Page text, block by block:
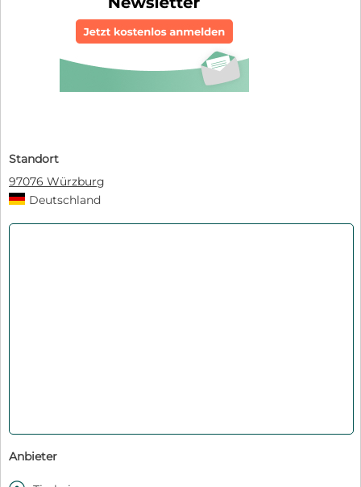
Standort
97076 Würzburg
Deutschland
Anbieter